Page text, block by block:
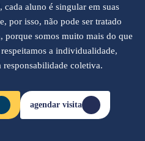
cada aluno é singular em suas
por isso, não pode ser tratado
porque somos muito mais do que
a individualidade,
responsabilidade coletiva.
agendar visita